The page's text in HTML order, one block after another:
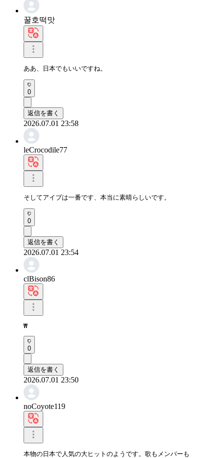
꿀호떡맛
ああ、日本でもいいですね。
0
返信を書く
2026.07.01 23:58
leCrocodile77
そしてアイブは一番です、本当に素晴らしいです。
0
返信を書く
2026.07.01 23:54
clBison86
₩
0
返信を書く
2026.07.01 23:50
noCoyote119
本物の日本で人気の大ヒットのようです。歌もメンバーも